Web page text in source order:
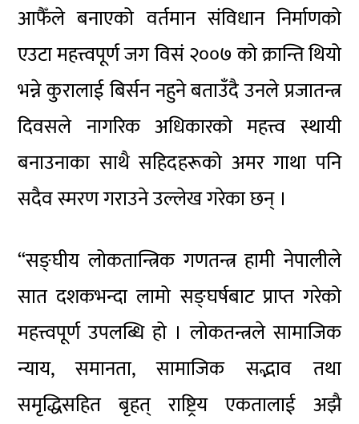
आफैँले बनाएको वर्तमान संविधान निर्माणको
एउटा महत्त्वपूर्ण जगविसं२००७ को क्रान्ति थियो
भन्ने कुरालाई बिर्सन नहुने बताउँदै उनले प्रजातन्त्र
दिवसले नागरिक अधिकारको महत्त्व स्थायी
बनाउनाका साथै सहिदहरूको अमर गाथा पनि
सदैव स्मरण गराउने उल्लेख गरेका छन् ।
“सङ्घीय लोकतान्त्रिक गणतन्त्र हामी नेपालीले
सात दशकभन्दा लामो सङ्घर्षबाट प्राप्त गरेको
महत्त्वपूर्ण उपलब्धि हो । लोकतन्त्रले सामाजिक
न्याय, समानता, सामाजिक सद्भाव तथा
समृद्धिसहितबृहत् राष्ट्रिय एकतालाई अझै